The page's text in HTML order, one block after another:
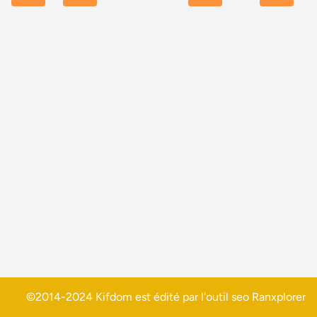
©2014-2024 Kifdom est édité par l'outil seo Ranxplorer